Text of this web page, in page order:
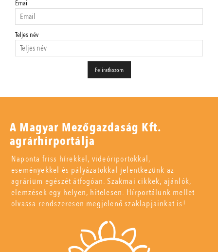
Email
Teljes név
A Magyar Mezőgazdaság Kft.
agrárhírportálja
Naponta friss hírekkel, videóriportokkal,
eseményekkel és pályázatokkal jelentkezünk az
agrárium egészét átfogóan. Szakmai cikkek, ajánlók,
elemzések egy helyen, hitelesen. Hírportálunk mellet
olvassa rendszeresen megjelenő szaklapjainkat is!